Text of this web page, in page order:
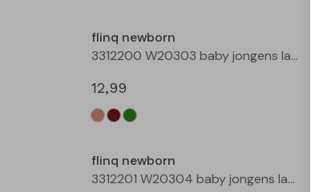
flinq newborn
3312200 W20303 baby jongens lange broek Bruin
12,99
flinq newborn
3312201 W20304 baby jongens lange broek Marine